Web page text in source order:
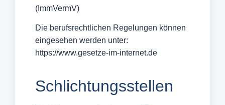
(ImmVermV)
Die berufsrechtlichen Regelungen können
eingesehen werden unter:
https://www.gesetze-im-internet.de
Schlichtungsstellen